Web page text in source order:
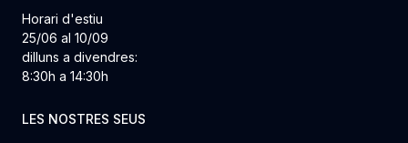
Horari d'estiu
25/06 al 10/09
dilluns a divendres:
8:30h a 14:30h
LES NOSTRES SEUS